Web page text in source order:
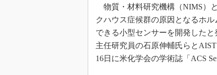
物質・材料研究機構（NIMS）
クハウス症候群の原因となるホ
できる小型センサーを開発した
主任研究員の石原伸輔氏らと
16日に米化学会の学術誌「ACS